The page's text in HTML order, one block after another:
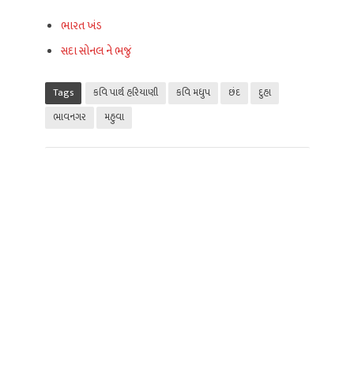
ભારત ખંડ
સદા સોનલ ને ભજું
Tags કવિ પાર્થ હરિયાણી કવિ મધુપ છંદ
દુહા
ભાવનગર
મહુવા